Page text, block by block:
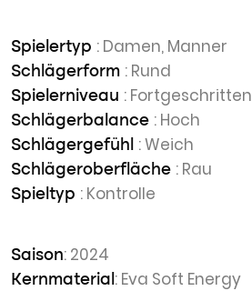
Spielertyp : Damen, Manner
Schlägerform : Rund
Spielerniveau : Fortgeschritten
Schlägerbalance : Hoch
Schlägergefühl : Weich
Schlägeroberfläche : Rau
Spieltyp : Kontrolle
Saison: 2024
Kernmaterial : Eva Soft Energy